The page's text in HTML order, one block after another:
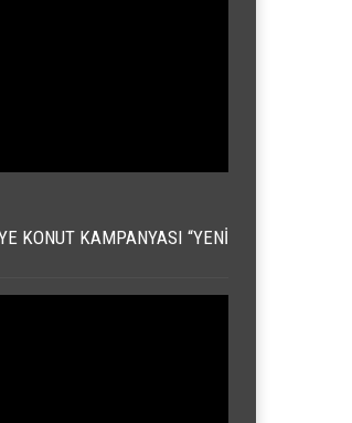
KONUT KAMPANYASI “YENI